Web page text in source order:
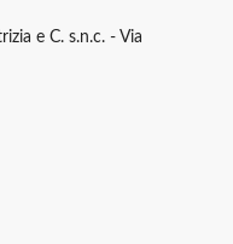
e C. s.n.c. - Via